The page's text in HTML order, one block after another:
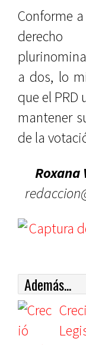
Conforme
a dos, lo
que el PRD
mantener
de la
Roxana
Además...